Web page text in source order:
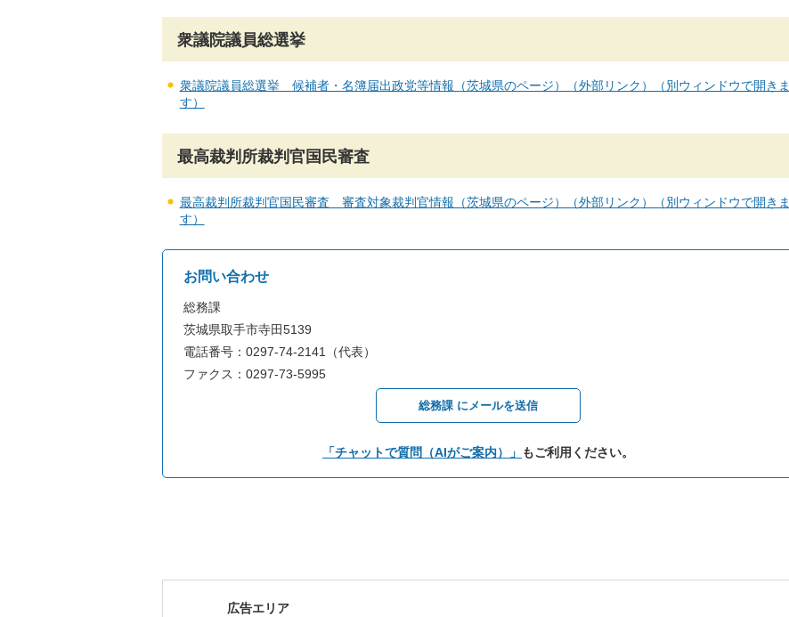
衆議院議員総選挙
衆議院議員総選挙 候補者・名簿届出政党等情報（茨城県のページ）（外部リンク）（別ウィンドウで開きま
す）
最高裁判所裁判官国民審査
最高裁判所裁判官国民審査 審査対象裁判官情報（茨城県のページ）（外部リンク）（別ウィンドウで開きま
す）
お問い合わせ
総務課
茨城県取手市寺田5139
電話番号：0297-74-2141（代表）
ファクス：0297-73-5995
総務課 にメールを送信
「チャットで質問（AIがご案内）」 もご利用ください。
広告エリア